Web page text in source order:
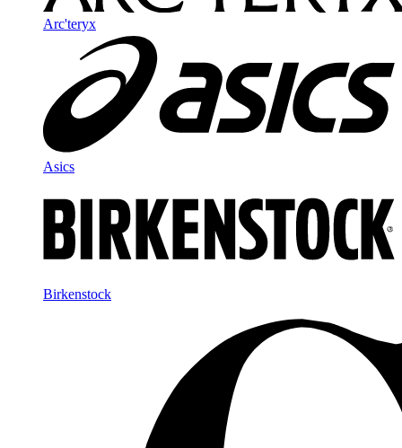
Arc'teryx
Asics
Birkenstock